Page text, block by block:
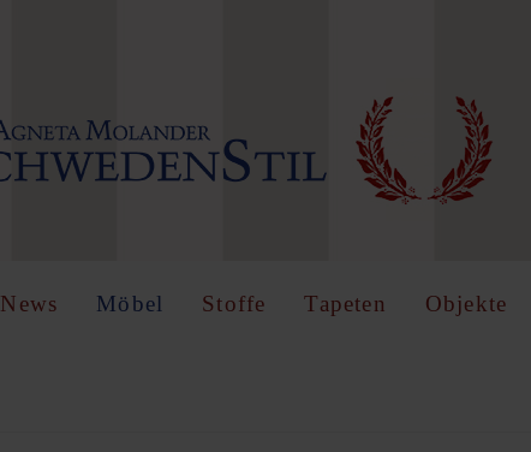
News Möbel Stoffe Tapeten Objekte